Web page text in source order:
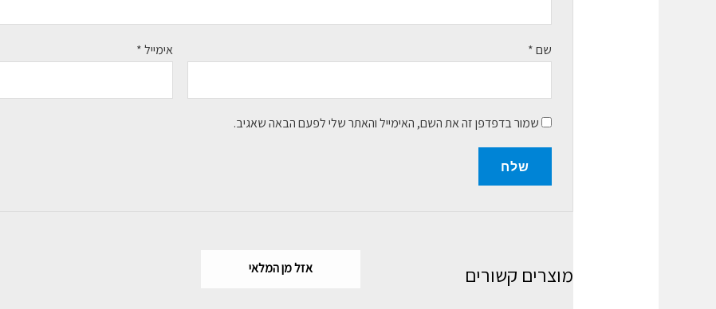
שם* אימייל*
שמור בדפדפן זה את השם, האימייל והאתר שלי לפעם הבאה שאגיב.
מוצרים קשורים אזל מן המלאי